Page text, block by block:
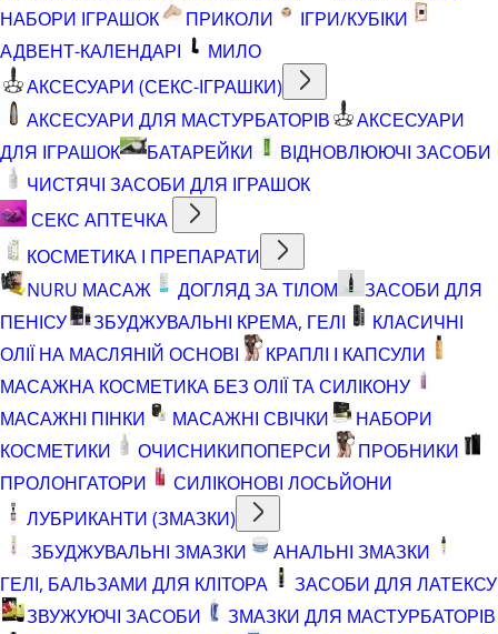
НАБОРИ ІГРАШОК
ПРИКОЛИ
ІГРИ/КУБІКИ
АДВЕНТ-КАЛЕНДАРІ
МИЛО
АКСЕСУАРИ (СЕКС-ІГРАШКИ)
АКСЕСУАРИ ДЛЯ МАСТУРБАТОРІВ
АКСЕСУАРИ
ДЛЯ ІГРАШОК
БАТАРЕЙКИ
ВІДНОВЛЮЮЧІ ЗАСОБИ
ЧИСТЯЧІ ЗАСОБИ ДЛЯ ІГРАШОК
СЕКС АПТЕЧКА
КОСМЕТИКА І ПРЕПАРАТИ
NURU МАСАЖ
ДОГЛЯД ЗА ТІЛОМ
ЗАСОБИ ДЛЯ
ПЕНІСУ
ЗБУДЖУВАЛЬНІ КРЕМА, ГЕЛІ
КЛАСИЧНІ
ОЛІЇ НА МАСЛЯНІЙ ОСНОВІ
КРАПЛІ І КАПСУЛИ
МАСАЖНА КОСМЕТИКА БЕЗ ОЛІЇ ТА СИЛІКОНУ
МАСАЖНІ ПІНКИ
МАСАЖНІ СВІЧКИ
НАБОРИ
КОСМЕТИКИ
ОЧИСНИКИПОПЕРСИ
ПРОБНИКИ
ПРОЛОНГАТОРИ
СИЛІКОНОВІ ЛОСЬЙОНИ
ЛУБРИКАНТИ (ЗМАЗКИ)
ЗБУДЖУВАЛЬНІ ЗМАЗКИ
АНАЛЬНІ ЗМАЗКИ
ГЕЛІ, БАЛЬЗАМИ ДЛЯ КЛІТОРА
ЗАСОБИ ДЛЯ ЛАТЕКСУ
ЗВУЖУЮЧІ ЗАСОБИ
ЗМАЗКИ ДЛЯ МАСТУРБАТОРІВ